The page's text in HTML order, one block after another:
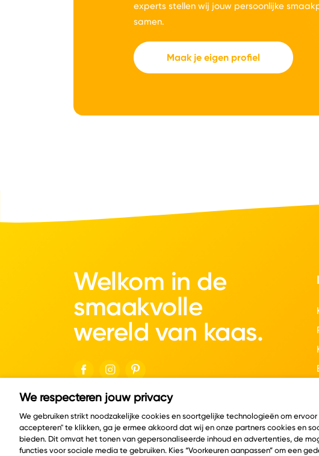
experts stellen wij jouw persoonlijke
samen.
Maak je eigen profiel
Welkom in de
smaakvolle
wereld van kaas.
© Copyright 2026 Velder
We respecteren jouw privacy
We gebruiken strikt noodzakelijke cookies en soortgelijke technologieën om
accepteren" te klikken, ga je ermee akkoord dat wij en onze partners cookies en
bieden. Dit omvat het tonen van gepersonaliseerde inhoud en advertenties, de
functies voor sociale media te gebruiken. Kies “Voorkeuren aanpassen” om een